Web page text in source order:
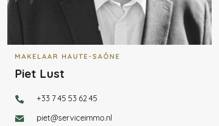
MAKELAAR HAUTE-SAÔNE
Piet Lust
+33 7 45 53 62 45
piet@serviceimmo.nl